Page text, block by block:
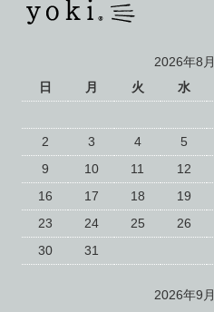
2026年8月
日
月 火 水
2
3 4 5
9
10 11 12
16
17 18 19
23
24 25 26
30
31
2026年9月